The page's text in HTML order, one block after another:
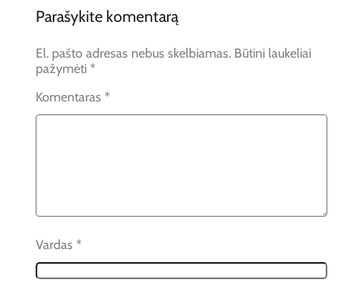
Parašykite komentarą
El. pašto adresas nebus skelbiamas. Būtini laukeliai
pažymėti *
Komentaras *
Vardas *